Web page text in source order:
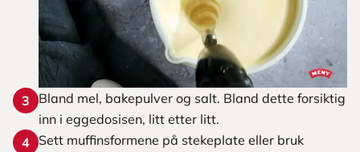
3
Bland mel, bakepulver og salt. Bland dette forsiktig
inn i eggedosisen, litt etter litt.
4 Sett muffinsformene på stekeplate eller bruk